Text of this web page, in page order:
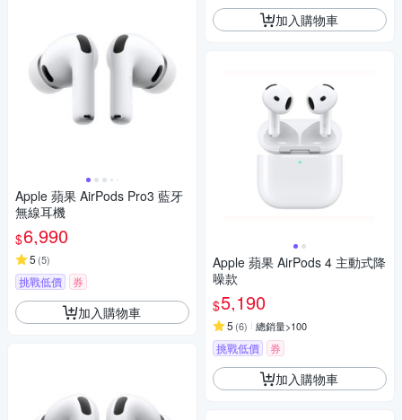
Apple 蘋果 AirPods Pro3 藍牙
無線耳機
$6,990
5 (5)
挑戰低價 券
加入購物車
加入購物車
Apple 蘋果 AirPods 4 主動式降
噪款
$5,190
5 (6) 總銷量>100
挑戰低價 券
加入購物車